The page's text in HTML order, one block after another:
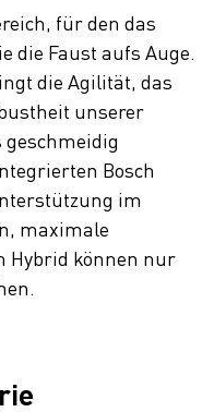
für den das
die Faust aufs Auge.
die Agilität, das
unserer
geschmeidig
Bosch
im
maximale
Hybrid können nur